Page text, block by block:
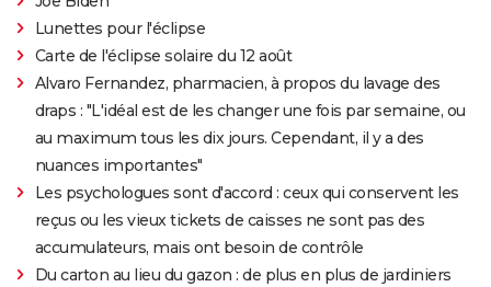
Lunettes pour l'éclipse
Carte de l'éclipse solaire du 12 août
Alvaro Fernandez, pharmacien, à propos du lavage des
draps : "L'idéal est de les changer une fois par semaine, ou
au maximum tous les dix jours. Cependant, il y a des
nuances importantes"
Les psychologues sont d'accord : ceux qui conservent les
reçus ou les vieux tickets de caisses ne sont pas des
accumulateurs, mais ont besoin de contrôle
Du carton au lieu du gazon : de plus en plus de jardiniers